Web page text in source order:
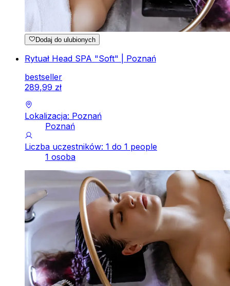
Dodaj do ulubionych
Rytuał Head SPA "Soft" | Poznań
bestseller
289,99 zł
Lokalizacja: Poznań
Poznań
Liczba uczestników: 1 do 1 people
1 osoba